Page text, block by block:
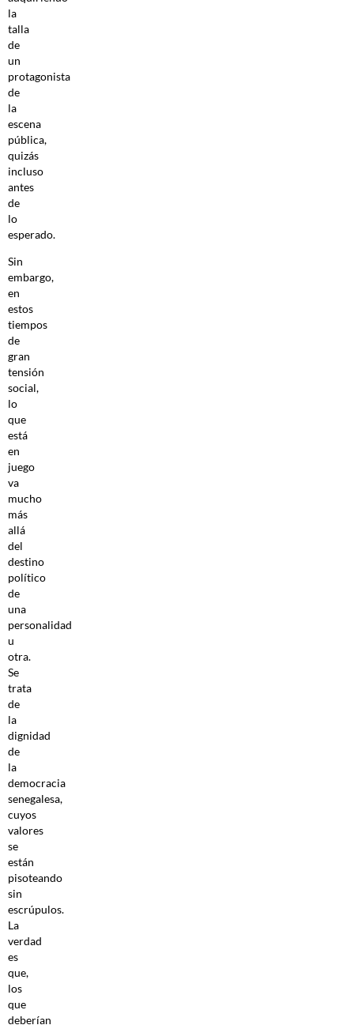
la
talla
de
un
protagonista
de
la
escena
pública,
quizás
incluso
antes
de
lo
esperado.
Sin
embargo,
en
estos
tiempos
de
gran
tensión
social,
lo
que
está
en
juego
va
mucho
más
allá
del
destino
político
de
una
personalidad
u
otra.
Se
trata
de
la
dignidad
de
la
democracia
senegalesa,
cuyos
valores
se
están
pisoteando
sin
escrúpulos.
La
verdad
es
que,
los
que
deberían